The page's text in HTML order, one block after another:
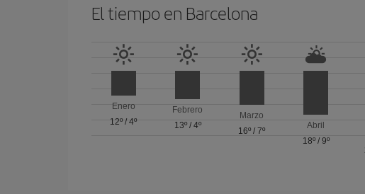
El tiempo en Barcelona
Enero
12º/4º
Febrero
13º/ 4º
Marzo
16º /7º
Abril
18º/ 9º